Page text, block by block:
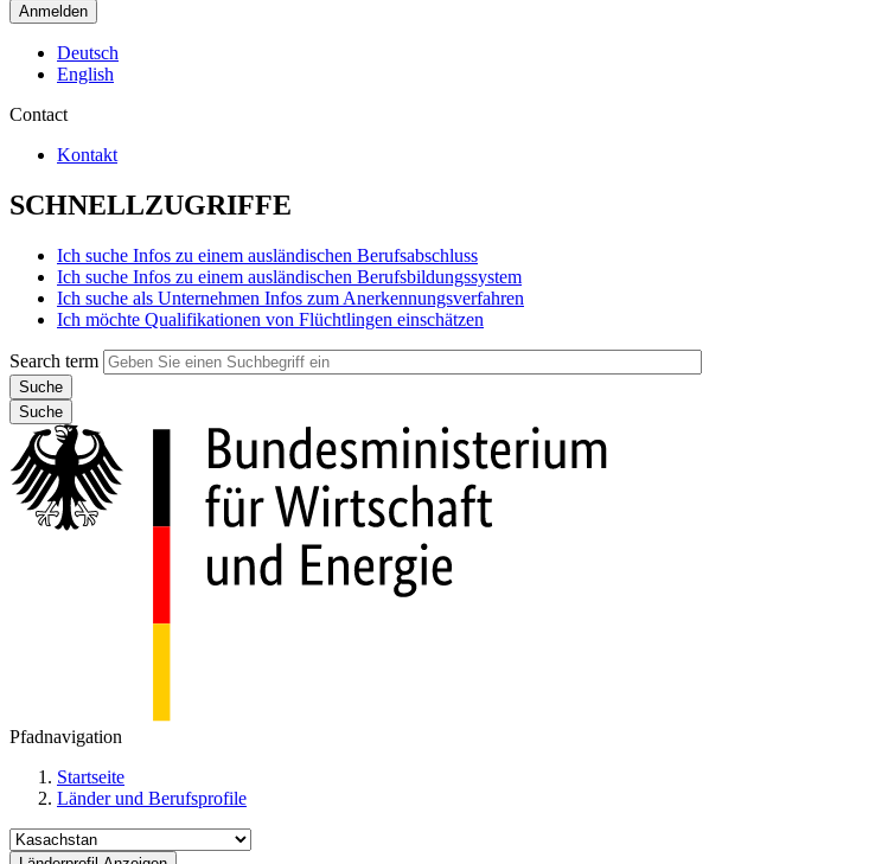
Anmelden
Deutsch
English
Contact
Kontakt
SCHNELLZUGRIFFE
Ich suche Infos zu einem ausländischen Berufsabschluss
Ich suche Infos zu einem ausländischen Berufsbildungssystem
Ich suche als Unternehmen Infos zum Anerkennungsverfahren
Ich möchte Qualifikationen von Flüchtlingen einschätzen
Search term
Suche
Pfadnavigation
Startseite
Länder und Berufsprofile